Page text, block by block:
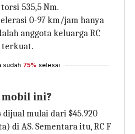
535,5 Nm.
0-97 km/jam hanya
anggota keluarga RC
terkuat.
sudah 75% selesai
ini?
dijual mulai dari $45.920
di AS. Sementara itu, RC F